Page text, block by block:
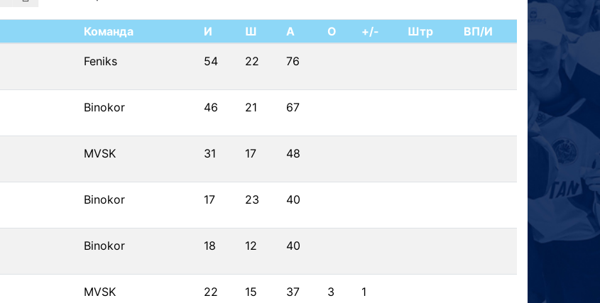
Команда И Ш А О +/- Штр ВП/И
Feniks 54 22 76
Binokor 46 21 67
MVSK 31 17 48
Binokor 17 23 40
Binokor 18 12 40
MVSK 22 15 37 3 1